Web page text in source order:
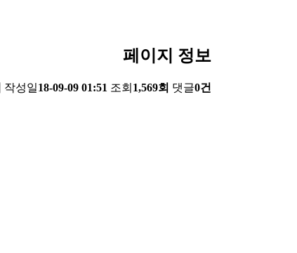
페이지 정보
작성일18-09-09 01:51 조회 1,569회 댓글0건